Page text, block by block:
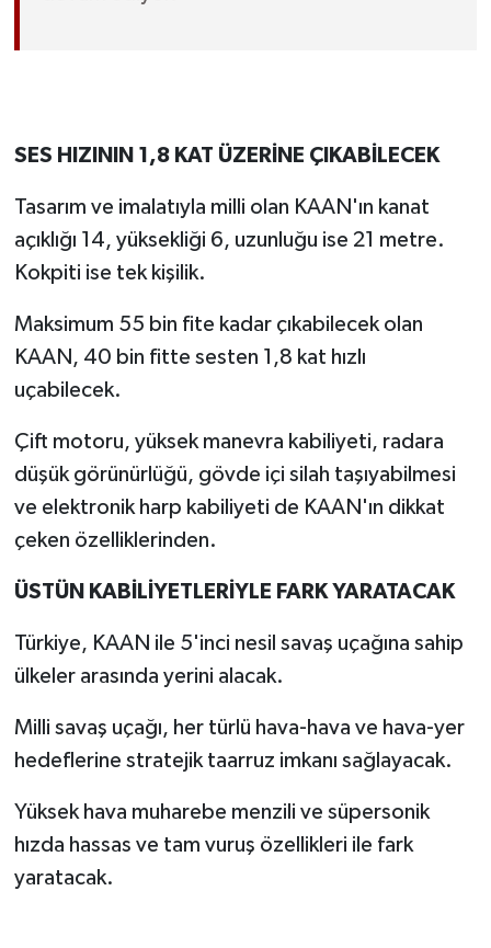
SES HIZININ 1,8 KAT ÜZERİNE ÇIKABİLECEK
Tasarım ve imalatıyla milli olan KAAN'ın kanat
açıklığı 14, yüksekliği 6, uzunluğu ise 21 metre.
Kokpiti ise tek kişilik.
Maksimum 55 bin fite kadar çıkabilecek olan
KAAN, 40 bin fitte sesten 1,8 kat hızlı
uçabilecek.
Çift motoru, yüksek manevra kabiliyeti, radara
düşük görünürlüğü, gövde içi silah taşıyabilmesi
ve elektronik harp kabiliyeti de KAAN'ın dikkat
çeken özelliklerinden.
ÜSTÜN KABİLİYETLERİYLE FARK YARATACAK
Türkiye, KAAN ile 5'inci nesil savaş uçağına sahip
ülkeler arasında yerini alacak.
Milli savaş uçağı, her türlü hava-hava ve hava-yer
hedeflerine stratejik taarruz imkanı sağlayacak.
Yüksek hava muharebe menzili ve süpersonik
hızda hassas ve tam vuruş özellikleri ile fark
yaratacak.